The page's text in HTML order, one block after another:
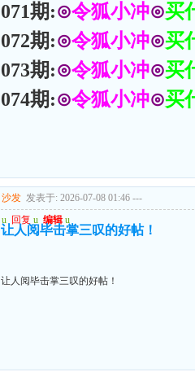
071期:⊙令狐小冲⊙买
072期:⊙令狐小冲⊙买
073期:⊙令狐小冲⊙买
074期:⊙令狐小冲⊙买
沙发 发表于: 2026-07-08 01:46 ---
u 回复 u 编辑 u
让人阅毕击掌三叹的好帖！
让人阅毕击掌三叹的好帖！